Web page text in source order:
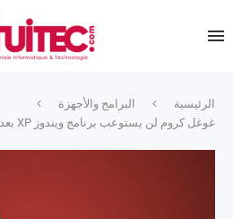
الرئيسية
البرامج والأجهزة
غوغل كروم لن يستوعب برنامج ويندوز XP بعد الآن :